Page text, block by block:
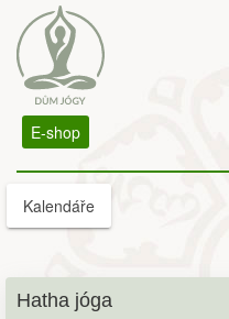
E-shop
Kalendáře
Hatha jóga